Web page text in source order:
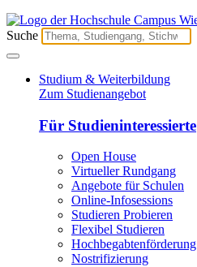
Suche
Studium & Weiterbildung
Zum Studienangebot
Für Studieninteressierte
Open House
Virtueller Rundgang
Angebote für Schulen
Online-Infosessions
Studieren Probieren
Flexibel Studieren
Hochbegabtenförderung
Nostrifizierung